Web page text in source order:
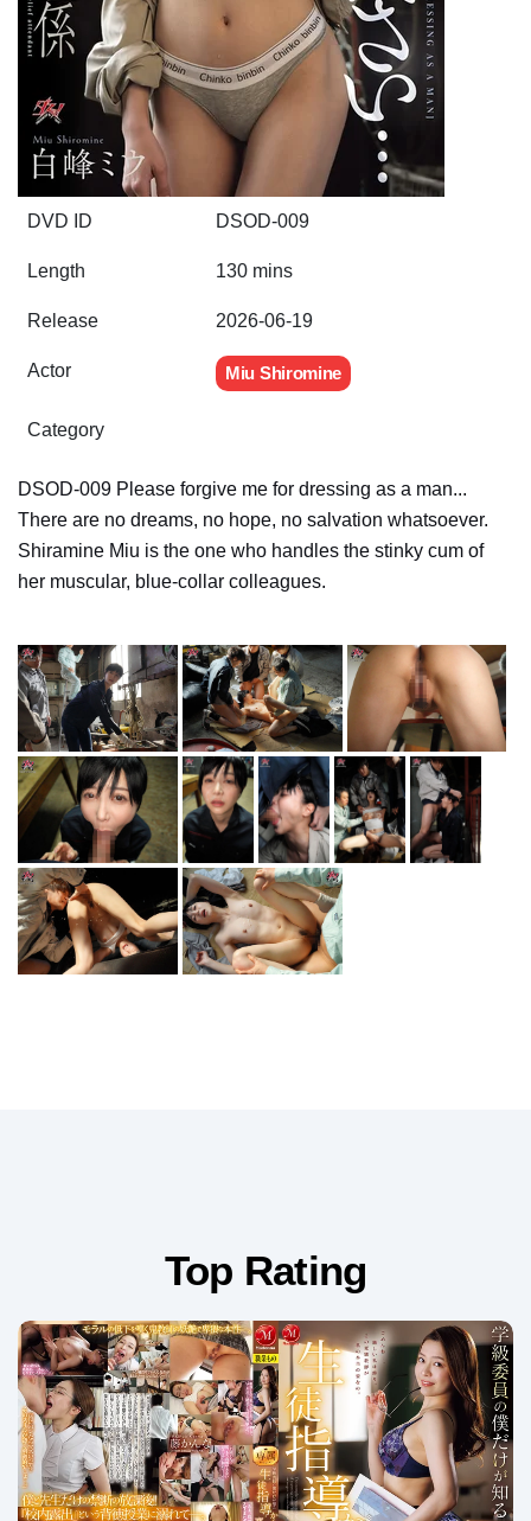
DVD ID DSOD-009
Length 130 mins
Release 2026-06-19
Actor Miu Shiromine
Category
DSOD-009 Please forgive me for dressing as a man...
There are no dreams, no hope, no salvation whatsoever.
Shiramine Miu is the one who handles the stinky cum of
her muscular, blue-collar colleagues.
Top Rating